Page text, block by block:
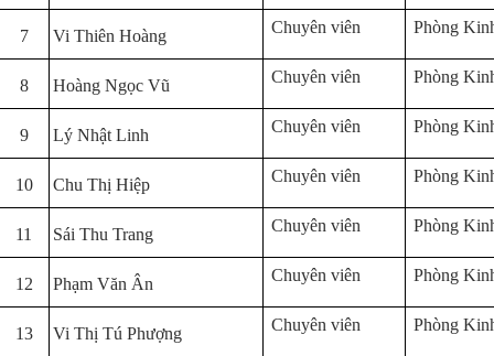
7 Vi Thiên Hoàng Chuyên viên Phòng
8 Hoàng Ngọc Vũ Chuyên viên Phòng
9 Lý Nhật Linh Chuyên viên Phòng
10 Chu Thị Hiệp Chuyên viên Phòng
11 Sái Thu Trang Chuyên viên Phòng
12 Phạm Văn Ân Chuyên viên Phòng
13 Vi Thị Tú Phượng Chuyên viên Phòng